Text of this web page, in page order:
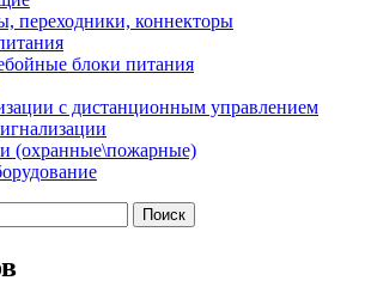
переходники, коннекторы
блоки питания
c дистанционным управлением
(охранные\пожарные)